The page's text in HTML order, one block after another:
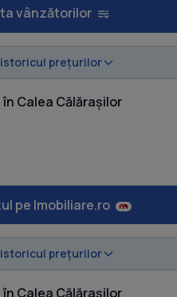
vânzătorilor
prețurilor
Calea Călărașilor
pe Imobiliare.ro
prețurilor
Calea Călărașilor